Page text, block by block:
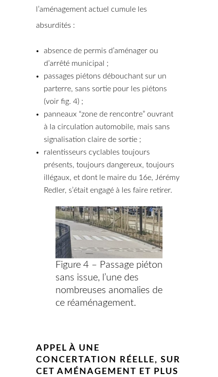
l’aménagement actuel cumule les
absurdités :
absence de permis d’aménager ou
d’arrêté municipal ;
passages piétons débouchant sur un
parterre, sans sortie pour les piétons
(voir fig. 4) ;
panneaux “zone de rencontre” ouvrant
à la circulation automobile, mais sans
signalisation claire de sortie ;
ralentisseurs cyclables toujours
présents, toujours dangereux, toujours
illégaux, et dont le maire du 16e, Jérémy
Redler, s’était engagé à les faire retirer.
Figure 4 – Passage piéton
sans issue, l’une des
nombreuses anomalies de
ce réaménagement.
APPEL À UNE
CONCERTATION RÉELLE, SUR
CET AMÉNAGEMENT ET PLUS